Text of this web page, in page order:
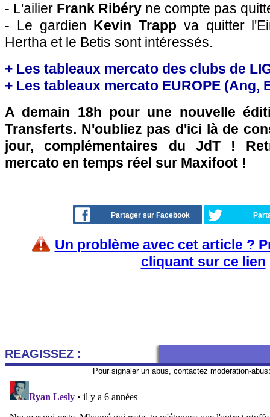
- L'ailier Frank Ribéry ne compte pas
- Le gardien Kevin Trapp va quitter
Hertha et le Betis sont intéressés.
+ Les tableaux mercato des clubs de
+ Les tableaux mercato EUROPE (Ang,
A demain 18h pour une nouvelle
Transferts. N'oubliez pas d'ici là de
jour, complémentaires du JdT !
mercato en temps réel sur Maxifoot !
Partager sur Facebook
Un problème avec cet article ?
cliquant sur ce lien
REAGISSEZ :
Pour signaler un abus, contactez moderation-